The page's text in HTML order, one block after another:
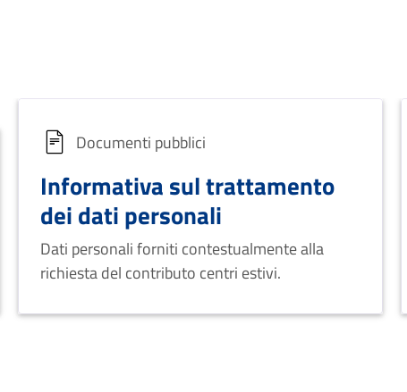
Documenti pubblici
Informativa sul trattamento
dei dati personali
Dati personali forniti contestualmente alla
richiesta del contributo centri estivi.